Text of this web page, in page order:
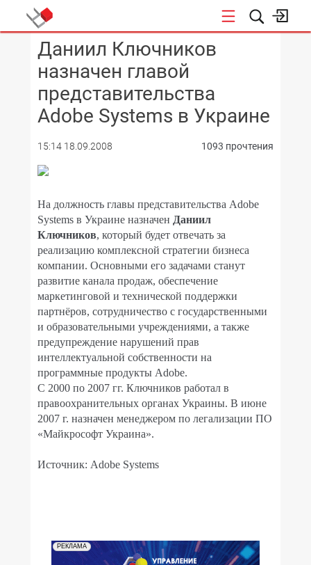
КОНФЕРЕНЦИИ
Даниил Ключников
назначен главой
представительства
Adobe Systems в Украине
15:14 18.09.2008 1093 прочтения
На должность главы представительства Adobe
Systems в Украине назначен Даниил
Ключников, который будет отвечать за
реализацию комплексной стратегии бизнеса
компании. Основными его задачами станут
развитие канала продаж, обеспечение
маркетинговой и технической поддержки
партнёров, сотрудничество с государственными
и образовательными учреждениями, а также
предупреждение нарушений прав
интеллектуальной собственности на
программные продукты Adobe.
С 2000 по 2007 гг. Ключников работал в
правоохранительных органах Украины. В июне
2007 г. назначен менеджером по легализации ПО
«Майкрософт Украина».
Источник: Adobe Systems
РЕКЛАМА